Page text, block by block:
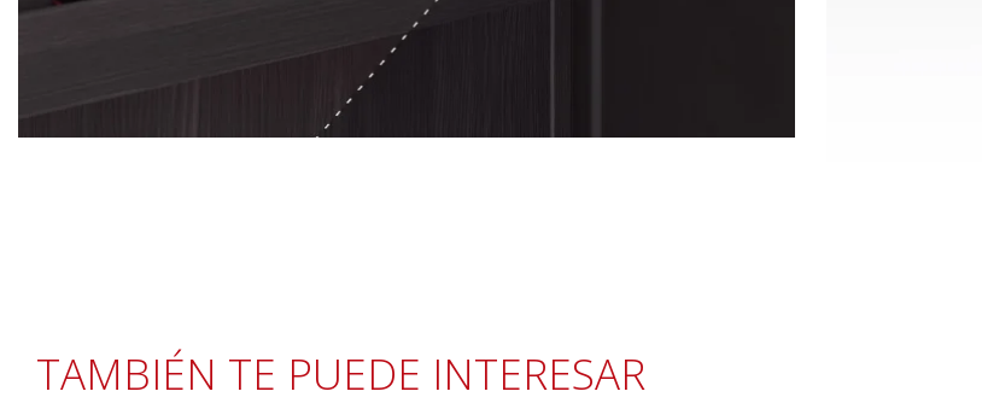
TAMBIÉN TE PUEDE INTERESAR